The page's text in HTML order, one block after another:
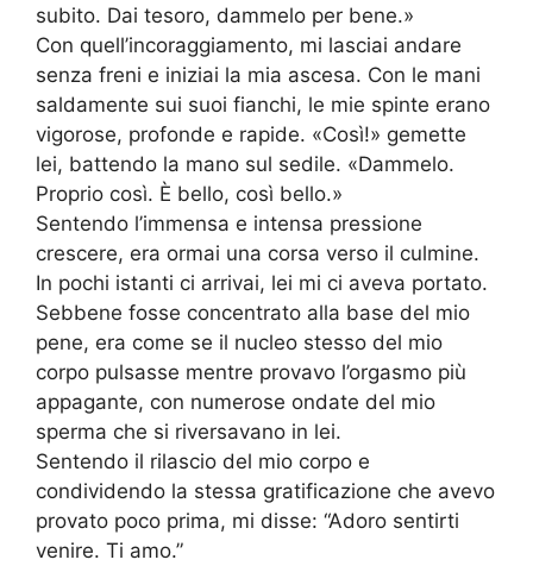
subito. Dai tesoro, dammelo per bene.»
Con quell’incoraggiamento, mi lasciai andare
senza freni e iniziai la mia ascesa. Con le mani
saldamente sui suoi fianchi, le mie spinte erano
vigorose, profonde e rapide. «Così!» gemette
lei, battendo la mano sul sedile. «Dammelo.
Proprio così. È bello, così bello.»
Sentendo l’immensa e intensa pressione
crescere, era ormai una corsa verso il culmine.
In pochi istanti ci arrivai, lei mi ci aveva portato.
Sebbene fosse concentrato alla base del mio
pene, era come se il nucleo stesso del mio
corpo pulsasse mentre provavo l’orgasmo più
appagante, con numerose ondate del mio
sperma che si riversavano in lei.
Sentendo il rilascio del mio corpo e
condividendo la stessa gratificazione che avevo
provato poco prima, mi disse: “Adoro sentirti
venire. Ti amo.”